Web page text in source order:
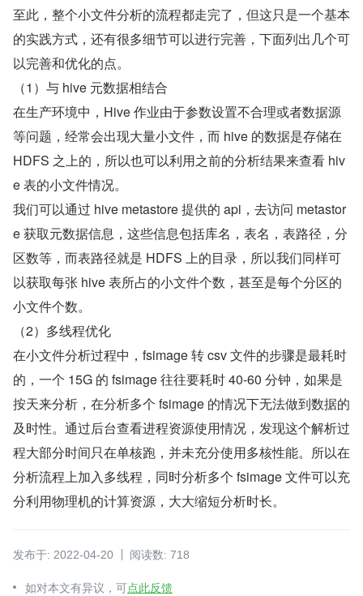
至此，整个小文件分析的流程都走完了，但这只是一个基本
的实践方式，还有很多细节可以进行完善，下面列出几个可
以完善和优化的点。
（1）与 hive 元数据相结合
在生产环境中，Hive 作业由于参数设置不合理或者数据源
等问题，经常会出现大量小文件，而 hive 的数据是存储在
HDFS 之上的，所以也可以利用之前的分析结果来查看 hiv
e 表的小文件情况。
我们可以通过 hive metastore 提供的 api，去访问 metastor
e 获取元数据信息，这些信息包括库名，表名，表路径，分
区数等，而表路径就是 HDFS 上的目录，所以我们同样可
以获取每张 hive 表所占的小文件个数，甚至是每个分区的
小文件个数。
（2）多线程优化
在小文件分析过程中，fsimage 转 csv 文件的步骤是最耗时
的，一个 15G 的 fsimage 往往要耗时 40-60 分钟，如果是
按天来分析，在分析多个 fsimage 的情况下无法做到数据的
及时性。通过后台查看进程资源使用情况，发现这个解析过
程大部分时间只在单核跑，并未充分使用多核性能。所以在
分析流程上加入多线程，同时分析多个 fsimage 文件可以充
分利用物理机的计算资源，大大缩短分析时长。
发布于: 2022-04-20 阅读数: 718
如对本文有异议，可点此反馈